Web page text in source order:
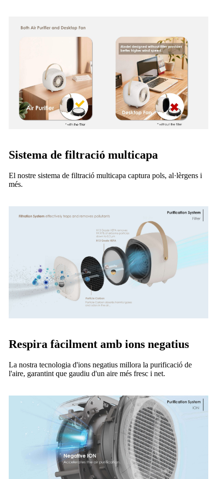
Sistema de filtració multicapa
El nostre sistema de filtració multicapa captura pols, al·lèrgens i
més.
Respira fàcilment amb ions negatius
La nostra tecnologia d'ions negatius millora la purificació de
l'aire, garantint que gaudiu d'un aire més fresc i net.